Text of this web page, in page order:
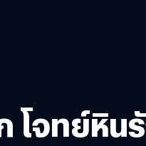
โจทย์หิน